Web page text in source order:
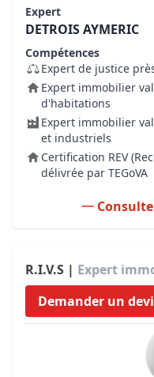
Expert
DETROIS AYMERIC
Compétences
Expert de justice
Expert immobilier
d'habitations
Expert immobilier
et industriels
Certification REV
délivrée par TEGoVA
R.I.V.S | Expert
Demander un